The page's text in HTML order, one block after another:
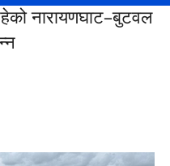
नारायणघाट–बुटवल